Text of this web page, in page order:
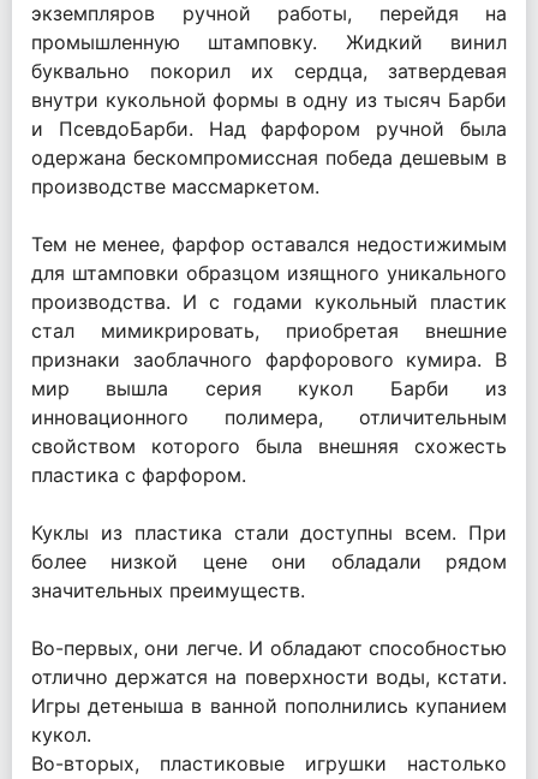
экземпляров ручной работы, перейдя на
промышленную штамповку. Жидкий винил
буквально покорил их сердца, затвердевая
внутри кукольной формы в одну из тысяч Барби
и ПсевдоБарби. Над фарфором ручной была
одержана бескомпромиссная победа дешевым в
производстве массмаркетом.
Тем не менее, фарфор оставался недостижимым
для штамповки образцом изящного уникального
производства. И с годами кукольный пластик
стал мимикрировать, приобретая внешние
признаки заоблачного фарфорового кумира. В
мир вышла серия кукол Барби из
инновационного полимера, отличительным
свойством которого была внешняя схожесть
пластика с фарфором.
Куклы из пластика стали доступны всем. При
более низкой цене они обладали рядом
значительных преимуществ.
Во-первых, они легче. И обладают способностью
отлично держатся на поверхности воды, кстати.
Игры детеныша в ванной пополнились купанием
кукол.
Во-вторых, пластиковые игрушки настолько